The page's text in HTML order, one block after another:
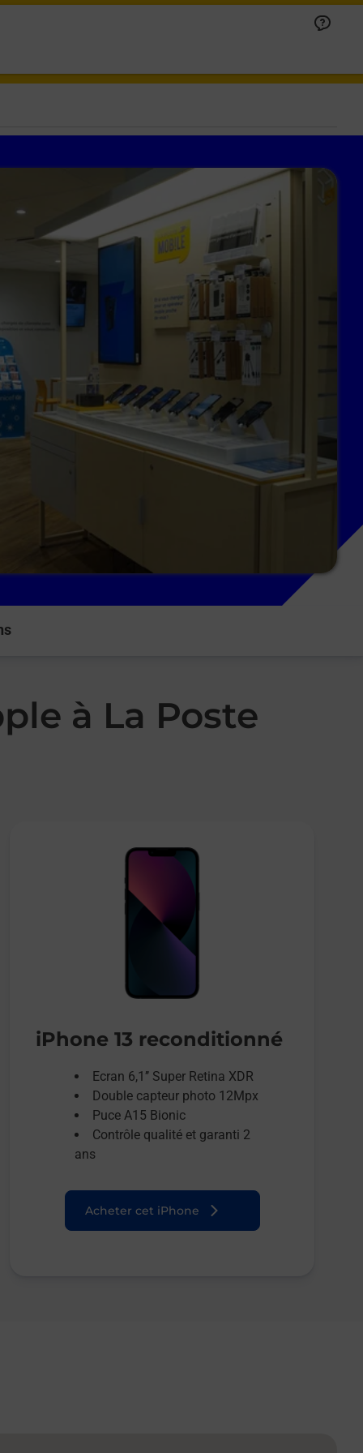
à La Poste
iPhone 13 reconditionné
Ecran 6,1’’ Super Retina XDR
Double capteur photo 12Mpx
Puce A15 Bionic
Contrôle qualité et garanti 2
ans
Acheter cet iPhone